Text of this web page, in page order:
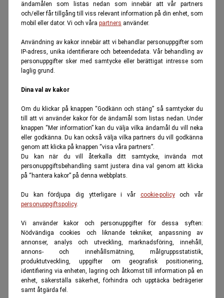
ändamålen som listas nedan som innebär att vår partners
och/eller får tillgång till viss relevant information på din enhet, som
mobil eller dator. Vi och våra partners använder.
Användning av kakor innebär att vi behandlar personuppgifter som
IP-adress, unika identifierare och beteendedata. Vår behandling av
personuppgifter sker med samtycke eller berättigat intresse som
laglig grund.
Dina val av kakor
Om du klickar på knappen “Godkänn och stäng” så samtycker du
till att vi använder kakor för de ändamål som listas nedan. Under
knappen “Mer information” kan du välja vilka ändamål du vill neka
eller godkänna. Du kan också välja vilka partners du vill godkänna
genom att klicka på knappen “visa våra partners”.
Du kan när du vill återkalla ditt samtycke, invända mot
personuppgiftsbehandling samt justera dina val genom att klicka
på “hantera kakor” på denna webbplats.
Du kan fördjupa dig ytterligare i vår cookie-policyoch vår
personuppgiftspolicy.
Vi använder kakor och personuppgifter för dessa syften:
Nödvändiga cookies och liknande tekniker, anpassning av
annonser, analys och utveckling, marknadsföring, innehåll,
annons- och innehållsmätning, målgruppsstatistik,
produktutveckling, uppgifter om geografisk positionering,
identifiering via enheten, lagring och åtkomst till information på en
enhet, säkerställa säkerhet, förhindra och upptäcka bedrägerier
samt åtgärda fel.